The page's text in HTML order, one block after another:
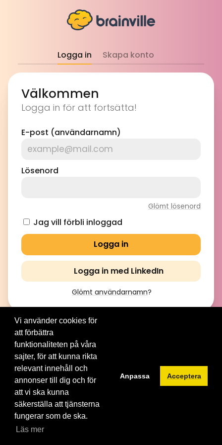
Logga in Skapa konto
Välkommen
Logga in för att fortsätta!
E-post (användarnamn)
Lösenord
Glömt lösenord
Jag vill förbli inloggad
Logga in med LinkedIn
Glömt användarnamn?
© 2012-2026 Brainville AB. All Rights Reserved. |
tjänsten|Privacy policy
Byt språk:
Vi använder cookies för
att förbättra
funktionaliteten på våra
sajter, för att kunna rikta
relevant innehåll och
annonser till dig och för
att vi ska kunna
säkerställa att tjänsterna
fungerar som de ska.
Läs mer
Anpassa Acceptera